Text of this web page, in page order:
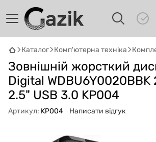
Каталог Комп'ютерна техніка
Зовнішній жорсткий
Digital WDBU6Y0020BBK
2.5" USB 3.0 KP004
Артикул: KP004 Написати відгук
GAZIK AI
Онлайн · пошук техніки
Привіт! 👋 Я Gazik AI — допоможу
Що шукаєш?